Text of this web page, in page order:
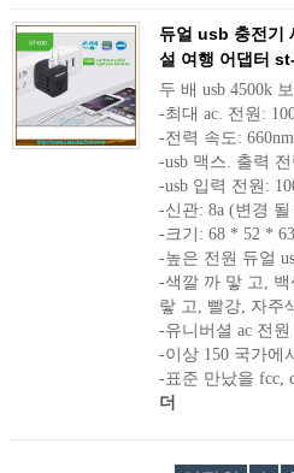
듀얼 usb 충전기
설 여행 어댑터
두 배 usb 4500k
-최대 ac. 전원:
-전력 속도:
-usb 맥스. 출력
-usb 입력 전원:
-신관: 8a (변경
-크기: 68 * 52 *
-높은 전원 듀얼
-색깔 까 맣 고,
랗 고, 빨강, 자주
-유니버셜 ac 전
-이상 150 국가에
-표준 만났을 fcc,
더